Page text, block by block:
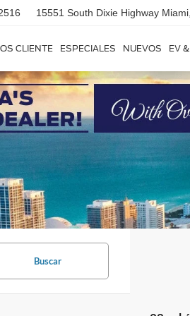
15551 South Dixie Highway
CLIENTE ESPECIALES NUEVOS EV
Buscar